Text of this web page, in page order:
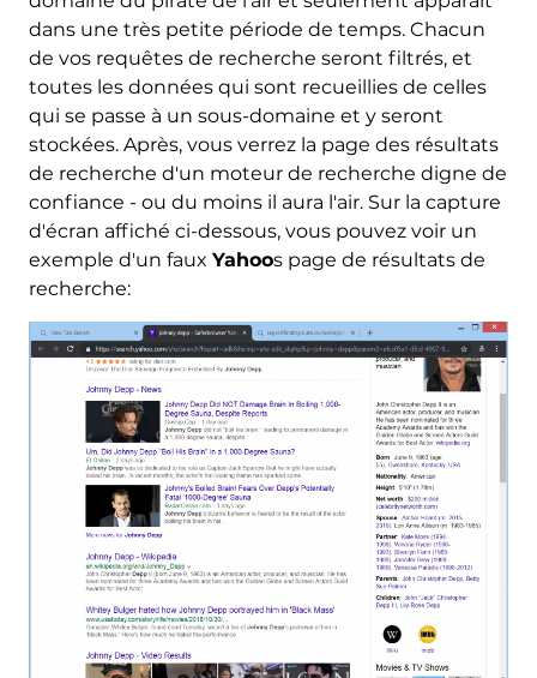
dans une très petite période de temps. Chacun
de vos requêtes de recherche seront filtrés, et
toutes les données qui sont recueillies de celles
qui se passe à un sous-domaine et y seront
stockées. Après, vous verrez la page des résultats
de recherche d'un moteur de recherche digne de
confiance - ou du moins il aura l'air. Sur la capture
d'écran affiché ci-dessous, vous pouvez voir un
exemple d'un faux Yahoos page de résultats de
recherche: